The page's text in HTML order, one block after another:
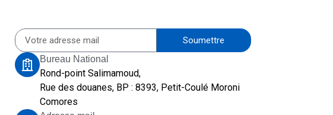
Soumettre
Bureau National
Rond-point Salimamoud,
Rue des douanes, BP : 8393, Petit-Coulé Moroni
Comores